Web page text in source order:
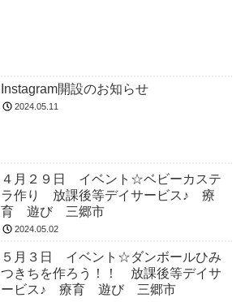
Instagram開設のお知らせ
2024.05.11
４月２９日 イベント☆ベビーカステ
ラ作り 放課後等デイサービス♪ 療
育 遊び 三郷市
2024.05.02
５月３日 イベント☆ダンボールひみ
つきちを作ろう！！ 放課後等デイサ
ービス♪ 療育 遊び 三郷市